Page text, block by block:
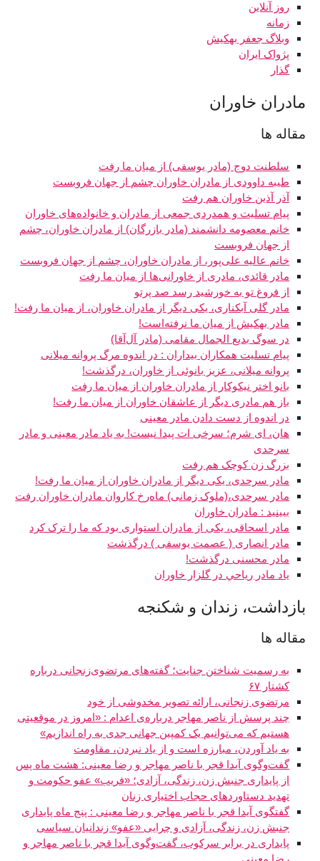
روز آنلاین
زمانه
وبلاگ جعفر بهکیش
پژواک ایران
گذار
مادران خاوران
مقاله ها
سلطنت دوج (مادر یوسفی) از میان ما رفت
طیبه داوودی از مادران خاوران چشم از جهان فروبست
آذر آذین خاوران هم رفت
پیام تسلیت و همدردی جمعی از مادران و خانواده‌های خاوران
خانم معصومه دانشمند (مادر بازرگان) از مادران خاوران، چشم
از جهان فروبست
خانم عالیه علی‌پور، از مادران خاوران، چشم از جهان فروبست
مادر قائدی، مادری از خاورانی‌ها از میان ما رفت
از فروغ تو به خورشید رسد صد پرتو
مادر گلی آبکناری، یکی دیگر از مادران خاوران، از میان ما رفت!
مادر بهکیش از میان ما نرفته‌است!
در سوگ بدیع الجمال مقامی (مادر آل‌آقا)
پیام تسلیت همکاران بیداران : در اندوه مرگ پروانه میلانی
پروانه میلانی، عزیز بانوئی از خاوران، درگذشت!
بانو اختر نیکوکار از مادران خاوران از میان ما رفت
باز هم مادری دیگر از عاشقان خاوران از میان ما رفت!
در اندوه از دست دادن مادر معینی
هان، ای شرم؛ سرخی ات پیدا نیست! به یاد مادر معینی و مادر
سرحدی
بزرگ زن کوچک هم رفت
مادر سرحدی، یکی دیگر از مادران خاوران از میان ما رفت!
مادر سرحدی،(ملوک زمانی) ماه‌رخ کاروان مادران خاوران رفت
ببینید : مادران خاوران
مادر اسحاقی، یکی از مادران استواری بود که ما را ترک کرد
مادر انصاری ( عصمت یوسفی ) درگذشت
مادر محسنی درگذشت!
ياد مادر رياحي در گلزار خاوران
بازداشت، زندان و شکنجه
مقاله ها
به رسمیت شناختن جنایت؛ گفته‌های مرتضوی‌زنجانی درباره
کشتار ۶۷
مرتضوی زنجانی، ارائه تصویر مخدوشی از خود
چند پرسش از ناصر مهاجر درباره‌ی اعدام : «امروز در موقعیتی
هستیم که می‌توانیم یک کمپین جهانی جدی به راه اندازیم»
به یاد آوردن، مبارزه است و از یاد نبردن، مقاومت
گفت‌وگوی آیدا قجر با ناصر مهاجر و رضا معینی: هشت ماه پس
از پایداری جنبش زن، زندگی، آزادی؛ «فریب» عفو حکومت و
تهدید دستاوردهای حجاب اختیاری زنان
گفتگوی آیدا قجر با ناصر مهاجر و رضا معینی : پنج ماه پایداری
جنبش زن، زندگی، آزادی و چرایی «عفو» زندانیان سیاسی
پایداری در برابر سرکوب، گفت‌وگوی آیدا قجر با ناصر مهاجر و